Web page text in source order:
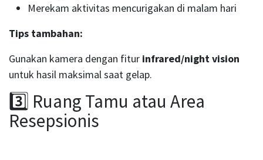
Merekam aktivitas mencurigakan di malam hari
Tips tambahan:
Gunakan kamera dengan fitur infrared/night vision
untuk hasil maksimal saat gelap.
3️⃣ Ruang Tamu atau Area
Resepsionis